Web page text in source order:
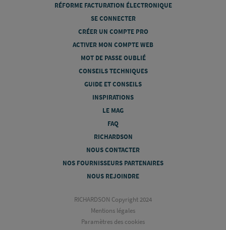
RÉFORME FACTURATION ÉLECTRONIQUE
SE CONNECTER
CRÉER UN COMPTE PRO
ACTIVER MON COMPTE WEB
MOT DE PASSE OUBLIÉ
CONSEILS TECHNIQUES
GUIDE ET CONSEILS
INSPIRATIONS
LE MAG
FAQ
RICHARDSON
NOUS CONTACTER
NOS FOURNISSEURS PARTENAIRES
NOUS REJOINDRE
RICHARDSON Copyright 2024
Mentions légales
Paramètres des cookies